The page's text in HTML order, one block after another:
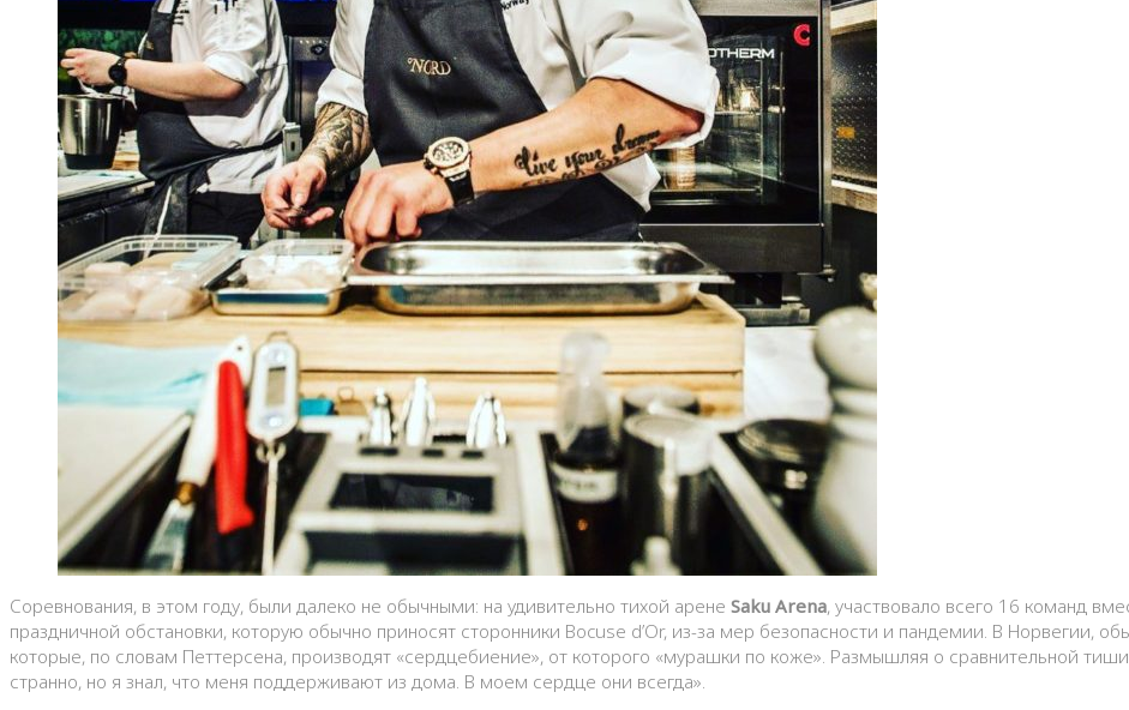
Соревнования, в этом году, были далеко не обычными: на удивительно тихой арене Saku Arena, участвовало всего 16 команд
праздничной обстановки, которую обычно приносят сторонники Bocuse d’Or, из-за мер безопасности и пандемии. В Норвегии,
которые, по словам Петтерсена, производят «сердцебиение», от которого «мурашки по коже». Размышляя о сравнительной
странно, но я знал, что меня поддерживают из дома. В моем сердце они всегда».